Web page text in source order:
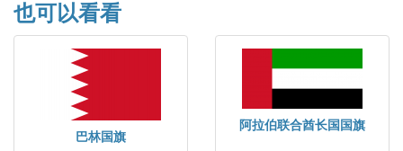
也可以看看
巴林国旗
阿拉伯联合酋长国国旗